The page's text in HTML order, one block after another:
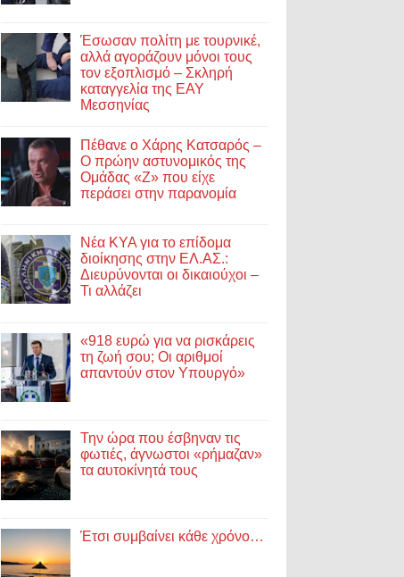
Έσωσαν πολίτη με τουρνικέ,
αλλά αγοράζουν μόνοι τους
τον εξοπλισμό – Σκληρή
καταγγελία της ΕΑΥ
Μεσσηνίας
Πέθανε ο Χάρης Κατσαρός –
Ο πρώην αστυνομικός της
Ομάδας «Ζ» που είχε
περάσει στην παρανομία
Νέα ΚΥΑ για το επίδομα
διοίκησης στην ΕΛ.ΑΣ.:
Διευρύνονται οι δικαιούχοι –
Τι αλλάζει
«918 ευρώ για να ρισκάρεις
τη ζωή σου; Οι αριθμοί
απαντούν στον Υπουργό»
Την ώρα που έσβηναν τις
φωτιές, άγνωστοι «ρήμαζαν»
τα αυτοκίνητά τους
Έτσι συμβαίνει κάθε χρόνο…